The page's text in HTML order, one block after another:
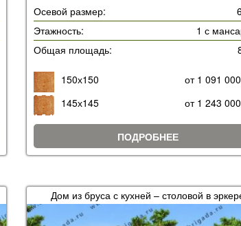
Осевой размер:
Этажность:
1 с
Общая площадь:
150х150
от 1 091
145х145
от 1 243
ПОДРОБНЕЕ
Дом из бруса с кухней – столовой в